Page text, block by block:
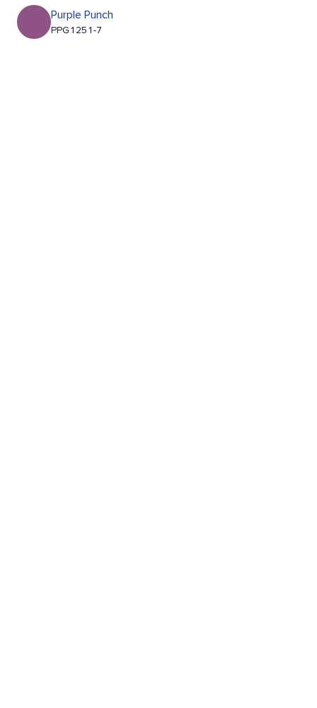
Purple Punch
PPG1251-7